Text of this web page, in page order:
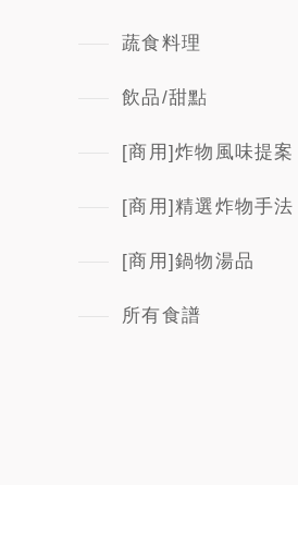
蔬食料理
飲品/甜點
[商用]炸物風味提案
[商用]精選炸物手法
[商用]鍋物湯品
所有食譜